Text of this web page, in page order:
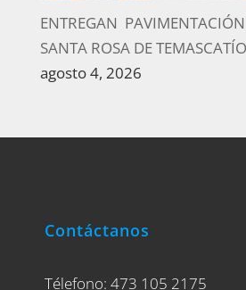
ENTREGAN
SANTA ROSA DE
agosto 4, 2026
Contáctanos
Télefono: 473 105 2175